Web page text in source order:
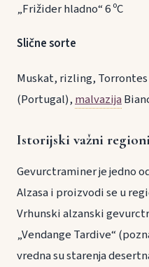
„Frižider hladno“ 6 ºC
Slične sorte
Muskat, rizling,
(Portugal), malvazija
Istorijski važni regioni
Gevurctraminer je jedno
Alzasa i proizvodi se u
Vrhunski alzanski
„Vendange Tardive“
vredna su starenja